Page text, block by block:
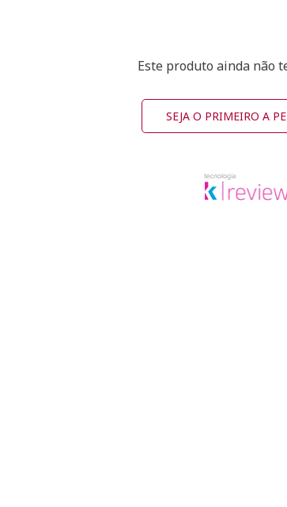
Este produto ainda não
SEJA O PRIMEIRO A